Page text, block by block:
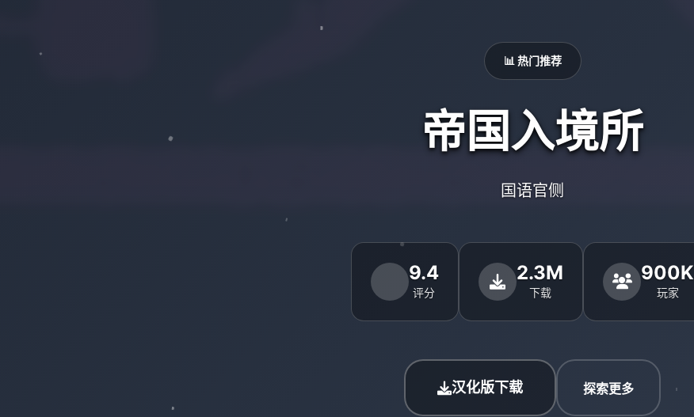
📊 热门推荐
帝国入境所
国语官侧
9.4
评分
2.3M
下载
900K
玩家
汉化版下载 探索更多